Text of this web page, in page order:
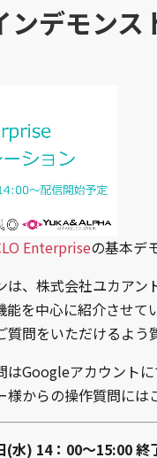
ンデモン
Enterpriseの基本デ
、株式会社ユカアン
能を中心に紹介させて
問をいただけるよう
Googleアカウントに
からの操作質問には
(水) 14：00～15:00 終